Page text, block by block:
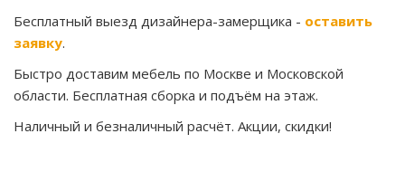
Бесплатный выезд дизайнера-замерщика - оставить
заявку.
Быстро доставим мебель по Москве и Московской
области. Бесплатная сборка и подъём на этаж.
Наличный и безналичный расчёт. Акции, скидки!